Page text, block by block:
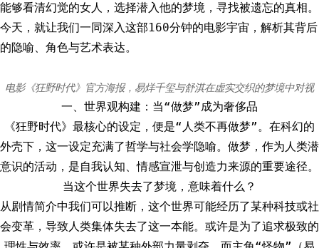
能够看清幻觉的女人，选择潜入他的梦境，寻找被遗忘的真相。
今天，就让我们一同深入这部160分钟的电影宇宙，解析其背后
的隐喻、角色与艺术表达。
电影《狂野时代》官方海报，易烊千玺与舒淇在虚实交织的梦境中对视
一、世界观构建：当“做梦”成为奢侈品
《狂野时代》最核心的设定，便是“人类不再做梦”。在科幻的
外壳下，这一设定充满了哲学与社会学隐喻。做梦，作为人类潜
意识的活动，是自我认知、情感宣泄与创造力来源的重要途径。
当这个世界失去了梦境，意味着什么？
从剧情简介中我们可以推断，这个世界可能经历了某种科技或社
会变革，导致人类集体失去了这一本能。或许是为了追求极致的